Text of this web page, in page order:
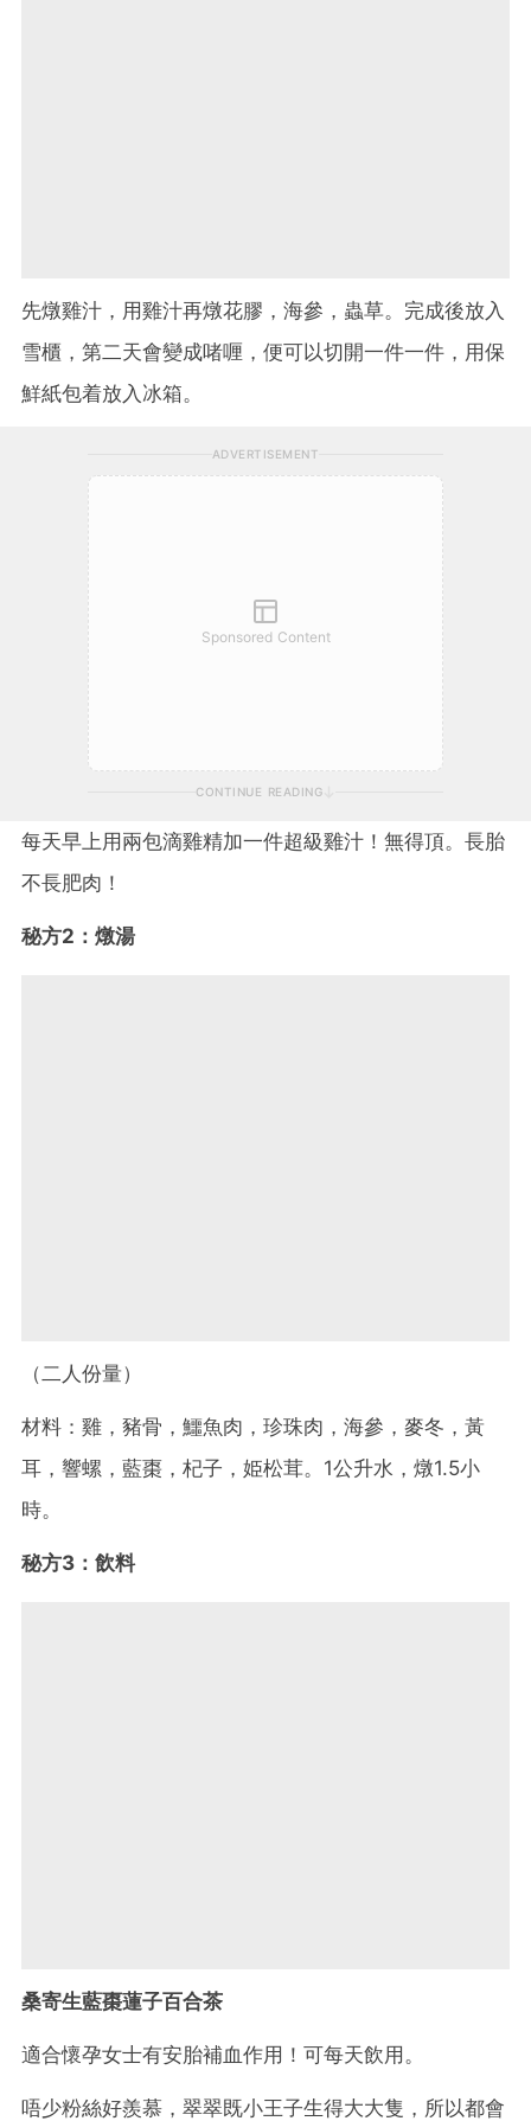
先燉雞汁，用雞汁再燉花膠，海參，蟲草。完成後放入
雪櫃，第二天會變成啫喱，便可以切開一件一件，用保
鮮紙包着放入冰箱。
ADVERTISEMENT
Sponsored Content
CONTINUE READING
每天早上用兩包滴雞精加一件超級雞汁！無得頂。長胎
不長肥肉！
秘方2：燉湯
（二人份量）
材料：雞，豬骨，鱷魚肉，珍珠肉，海參，麥冬，黃
耳，響螺，藍棗，杞子，姫松茸。1公升水，燉1.5小
時。
秘方3：飲料
桑寄生藍棗蓮子百合茶
適合懷孕女士有安胎補血作用！可每天飲用。
唔少粉絲好羨慕，翠翠既小王子生得大大隻，所以都會